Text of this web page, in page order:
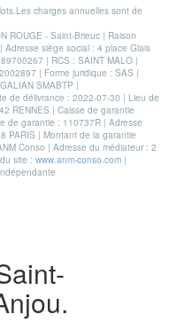
charges annuelles sont de
ROUGE - Saint-Brieuc | Raison
siège social : 4 place Glais
| RCS : SAINT MALO |
| Forme juridique : SAS |
SMABTP |
de délivrance : 2022-07-30 | Lieu de
RENNES | Caisse de garantie
de garantie : 110737R | Adresse
PARIS | Montant de la garantie
Conso | Adresse du médiateur : 2
site : www.anm-conso.com |